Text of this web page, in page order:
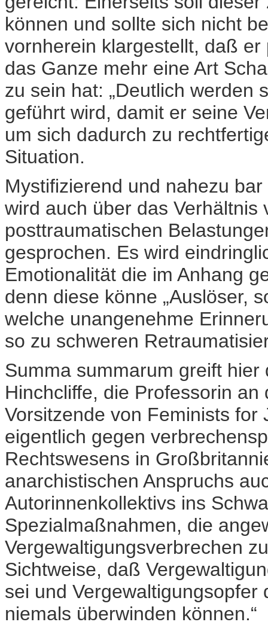
können und sollte sich nicht
vornherein klargestellt, daß
das Ganze mehr eine Art
zu sein hat: „Deutlich werden
geführt wird, damit er seine
um sich dadurch zu
Situation.
Mystifizierend und nahezu
wird auch über das Verhältnis
posttraumatischen
gesprochen. Es wird
Emotionalität die im Anhang
denn diese könne „Auslöser,
welche unangenehme
so zu schweren
Summa summarum greift
Hinchcliffe, die Professorin
Vorsitzende von Feminists for
eigentlich gegen
Rechtswesens in
anarchistischen Anspruchs
Autorinnenkollektivs ins
Spezialmaßnahmen, die
Vergewaltigungsverbrechen
Sichtweise, daß
sei und
niemals überwinden können.“